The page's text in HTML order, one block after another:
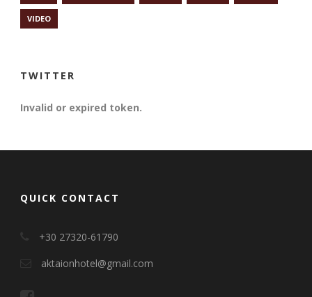
VIDEO
TWITTER
Invalid or expired token.
QUICK CONTACT
+30 27320-61790
aktaionhotel@gmail.com